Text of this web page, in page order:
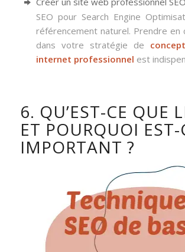
SEO pour Search Engine
référencement naturel. Prendre en
dans votre stratégie de
internet professionnel est
6. QU’EST-CE QUE
ET POURQUOI EST-
IMPORTANT ?